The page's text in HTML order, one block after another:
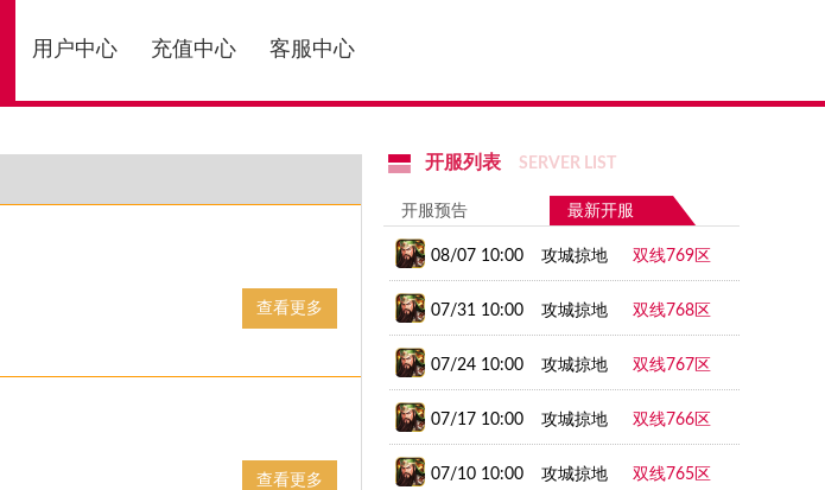
用户中心 充值中心 客服中心
查看更多
查看更多
开服列表 SERVER LIST
开服预告 最新开服
08/07 10:00 攻城掠地 双线769区
07/31 10:00 攻城掠地 双线768区
07/24 10:00 攻城掠地 双线767区
07/17 10:00 攻城掠地 双线766区
07/10 10:00 攻城掠地 双线765区